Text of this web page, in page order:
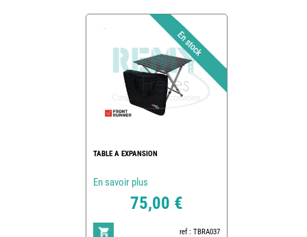
TABLE A EXPANSION
En savoir plus
75,00 €
ref : TBRA037